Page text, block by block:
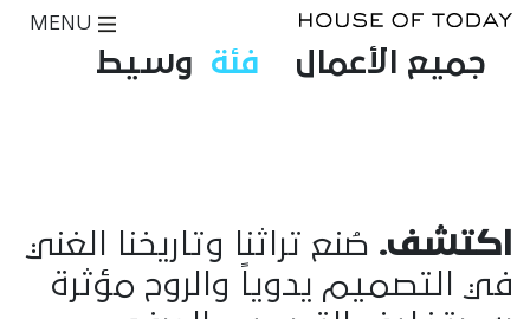
جميع الأعمال فئة وسيط
اكتشف. صُنع تراثنا وتاريخنا الغني
في التصميم يدوياً والروح مؤثرة